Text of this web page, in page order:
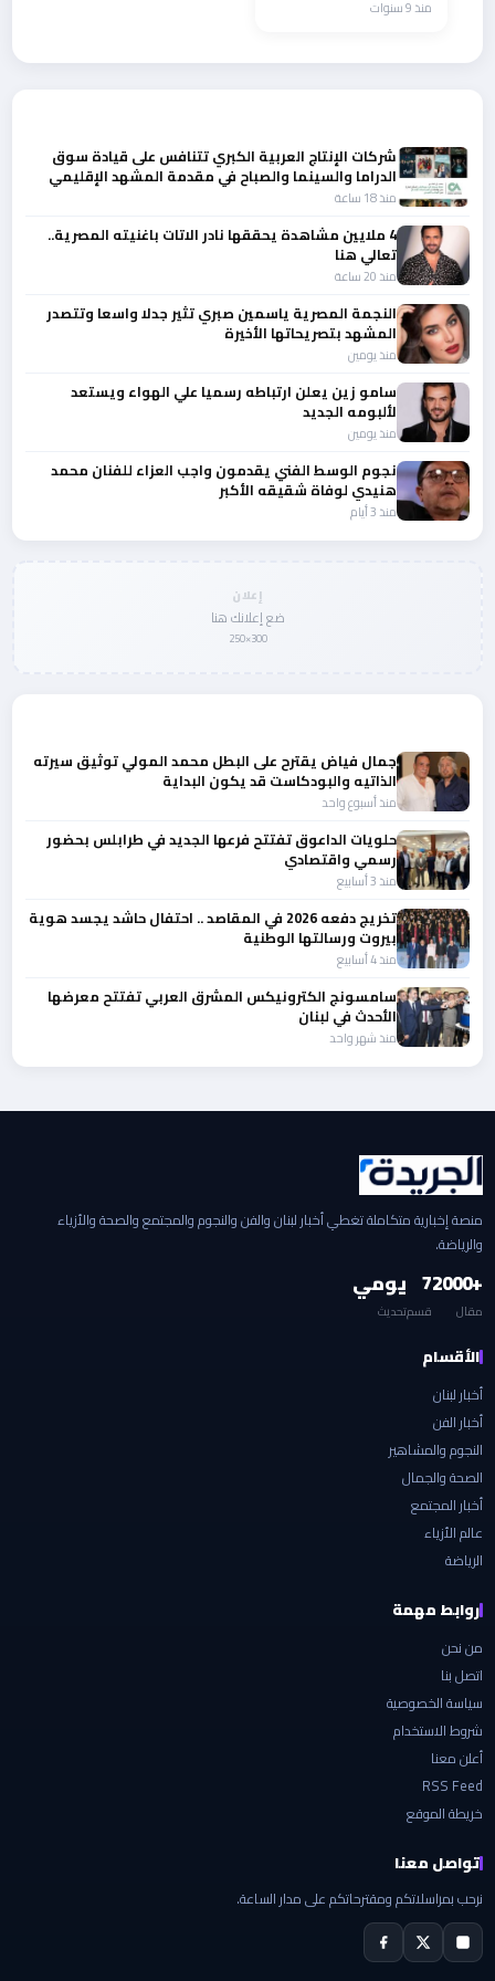
منذ 9 سنوات
شركات الإنتاج العربية الكبري تتنافس على قيادة سوق
الدراما والسينما والصباح في مقدمة المشهد الإقليمي
منذ 18 ساعة
4 ملايين مشاهدة يحققها نادر الاتات باغنيته المصرية..
تعالي هنا
منذ 20 ساعة
النجمة المصرية ياسمين صبري تثير جدلا واسعا وتتصدر
المشهد بتصريحاتها الأخيرة
منذ يومين
سامو زين يعلن ارتباطه رسميا علي الهواء ويستعد
لألبومه الجديد
منذ يومين
نجوم الوسط الفني يقدمون واجب العزاء للفنان محمد
هنيدي لوفاة شقيقه الأكبر
منذ 3 أيام
إعلان
ضع إعلانك هنا
300×250
جمال فياض يقترح على البطل محمد المولي توثيق سيرته
الذاتيه والبودكاست قد يكون البداية
منذ أسبوع واحد
حلويات الداعوق تفتتح فرعها الجديد في طرابلس بحضور
رسمي واقتصادي
منذ 3 أسابيع
تخريج دفعه 2026 في المقاصد .. احتفال حاشد يجسد هوية
بيروت ورسالتها الوطنية
منذ 4 أسابيع
سامسونج الكترونيكس المشرق العربي تفتتح معرضها
الأحدث في لبنان
منذ شهر واحد
منصة إخبارية متكاملة تغطي أخبار لبنان والفن والنجوم والمجتمع والصحة والأزياء
والرياضة.
+2000
مقال
7
قسم
يومي
تحديث
الأقسام
أخبار لبنان
أخبار الفن
النجوم والمشاهير
الصحة والجمال
أخبار المجتمع
عالم الأزياء
الرياضة
روابط مهمة
من نحن
اتصل بنا
سياسة الخصوصية
شروط الاستخدام
أعلن معنا
RSS Feed
خريطة الموقع
تواصل معنا
نرحب بمراسلاتكم ومقترحاتكم على مدار الساعة.